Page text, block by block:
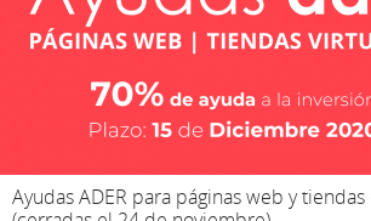
Ayudas ADER para páginas web y